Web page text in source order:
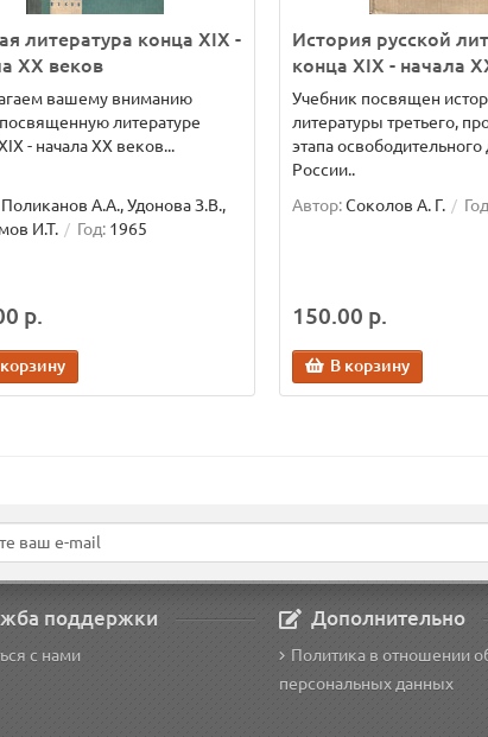
литература конца XIX -
ХХ веков
вашему вниманию
литературе
- начала ХХ веков...
Поликанов А.А., Удонова З.В.,
И.Т.
Год: 1965
р.
История русской
конца ХIХ - начала
Учебник посвящен
литературы третьего,
этапа
России..
Автор:Соколов А. Г.
150.00 р.
В корзину
поддержки
с нами
Дополнительно
Политика в отношении
персональных данных